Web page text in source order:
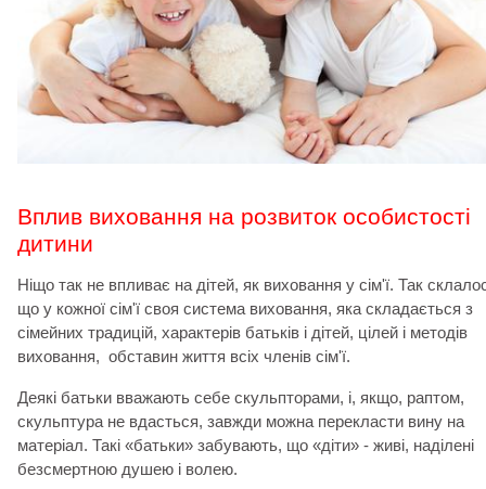
Вплив виховання на розвиток особистості
дитини
Ніщо так не впливає на дітей, як виховання у сім'ї. Так
що у кожної сім'ї своя система виховання, яка складається з
сімейних традицій, характерів батьків і дітей, цілей і методів
виховання, обставин життя всіх членів сім'ї.
Деякі батьки вважають себе скульпторами, і, якщо, раптом,
скульптура не вдасться, завжди можна перекласти вину на
матеріал. Такі «батьки» забувають, що «діти» - живі, наділені
безсмертною душею і волею.